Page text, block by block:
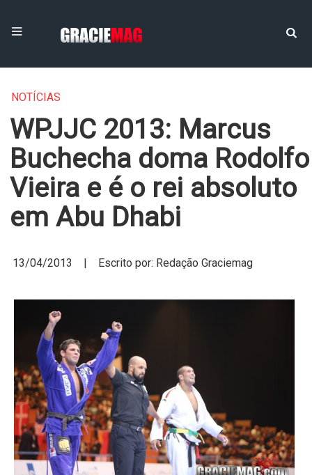
NOTÍCIAS
WPJJC 2013: Marcus
Buchecha doma Rodolfo
Vieira e é o rei absoluto
em Abu Dhabi
13/04/2013 | Escrito por: Redação Graciemag